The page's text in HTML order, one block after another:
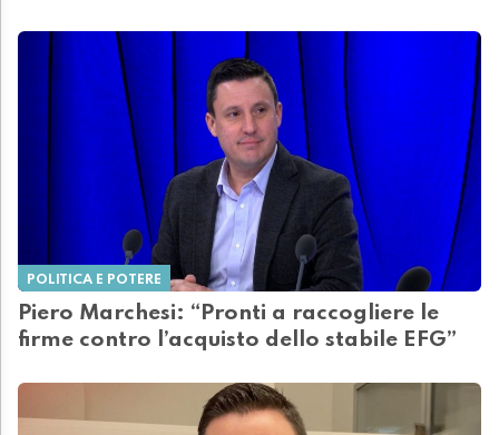
POLITICA E POTERE
Piero Marchesi: “Pronti a raccogliere le
firme contro l’acquisto dello stabile EFG”